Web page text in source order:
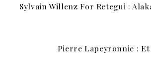
Sylvain Willenz For Retegui :
Pierre Lapeyronnie : Et